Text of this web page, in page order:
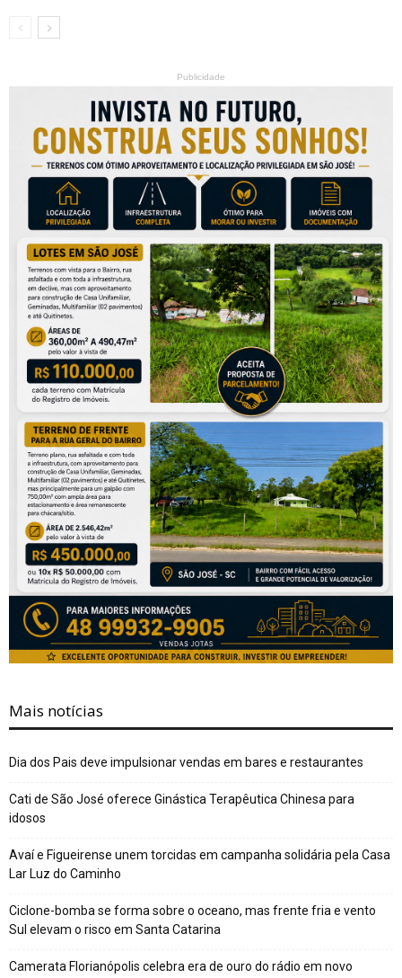
Publicidade
Mais notícias
Dia dos Pais deve impulsionar vendas em bares e restaurantes
Cati de São José oferece Ginástica Terapêutica Chinesa para
idosos
Avaí e Figueirense unem torcidas em campanha solidária pela Casa
Lar Luz do Caminho
Ciclone-bomba se forma sobre o oceano, mas frente fria e vento
Sul elevam o risco em Santa Catarina
Camerata Florianópolis celebra era de ouro do rádio em novo